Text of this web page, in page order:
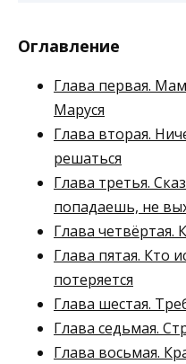
Оглавление
Глава первая.
Маруся
Глава вторая.
решаться
Глава третья.
попадаешь, не
Глава четвёртая.
Глава пятая. Кто
потеряется
Глава шестая.
Глава седьмая.
Глава восьмая.